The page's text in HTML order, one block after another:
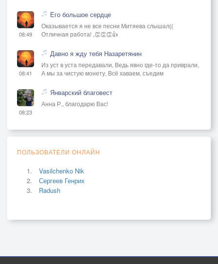
08:49
Его большое сердце
Оказывается я не все песни Митяева слышал((
Отличная работа! ,👏👏👏👍
08:41
Давно я жду тебя Назаретянин
Из уст в уста передавали, Ведь явно где-то да приврали,
А мы за чистую монету, Всё хаваем, съедим
08:23
Январский благовест
Анна Р., благодарю Вас!
ПОЛЬЗОВАТЕЛИ ОНЛАЙН
Vasilchenko Nik
Сергеев Генрих
Radush